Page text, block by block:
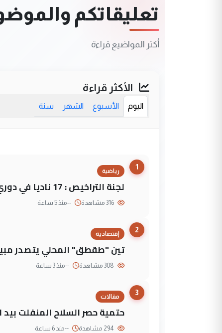
تعليقاتكم
أكثر المواضيع قراءة
الأكثر قراءة
اليوم الأسبوع الشهر سنة
1
رياضية
لجنة التراخيص : 17 ناديا في دوري نجوم العراق و3 فرق خارج الضوابط
--منذ 5 ساعة
2
إقتصادية
تين "طقطق" المحلي يتصدر
--منذ 3 ساعة
3
مقالات
حتمية حصر السلاح المنفلت بيد
--منذ 6 ساعة